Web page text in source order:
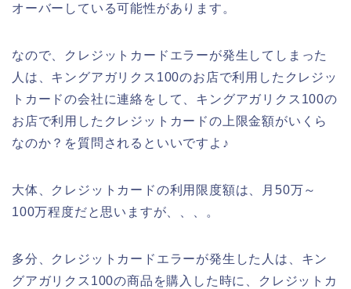
オーバーしている可能性があります。
なので、クレジットカードエラーが発生してしまった
人は、キングアガリクス100のお店で利用したクレジッ
トカードの会社に連絡をして、キングアガリクス100の
お店で利用したクレジットカードの上限金額がいくら
なのか？を質問されるといいですよ♪
大体、クレジットカードの利用限度額は、月50万～
100万程度だと思いますが、、、。
多分、クレジットカードエラーが発生した人は、キン
グアガリクス100の商品を購入した時に、クレジットカ